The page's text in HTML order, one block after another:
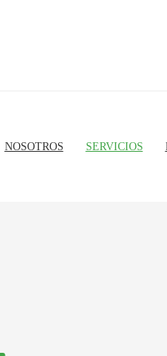
NOSOTROS SERVICIOS